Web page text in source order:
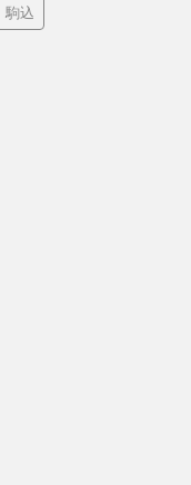
駒込